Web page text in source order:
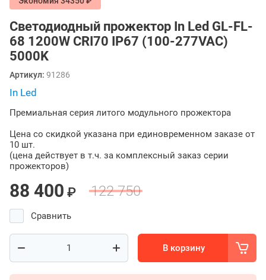
Светодиодный прожектор In Led GL-FL-
68 1200W CRI70 IP67 (100-277VAC)
5000K
Артикул: 91286
In Led
Премиальная серия литого модульного прожектора
Цена со скидкой указана при единовременном заказе от
10 шт.
(цена действует в т.ч. за комплексный заказ серии
прожекторов)
122 750
88 400 ₽
Сравнить
В корзину